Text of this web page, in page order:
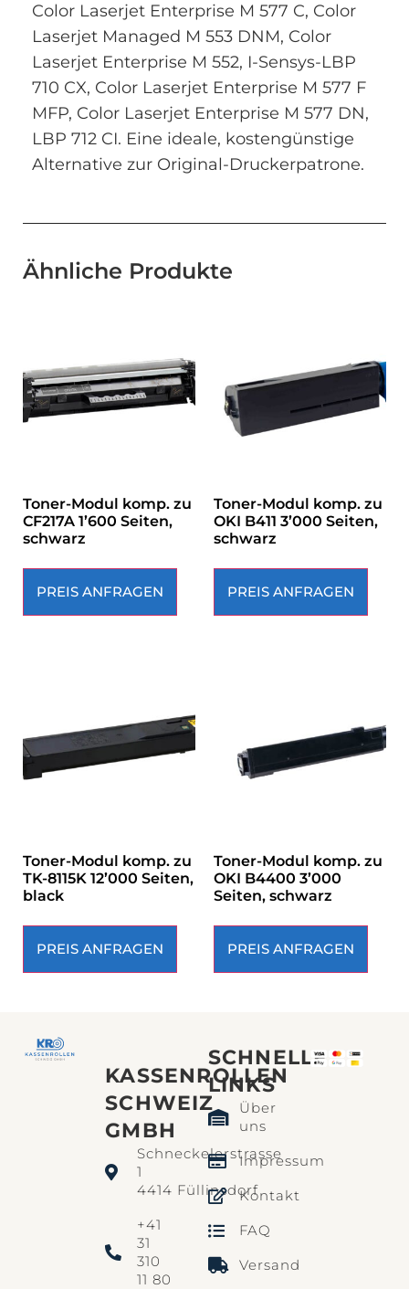
Color Laserjet Enterprise M 577 C, Color
Laserjet Managed M 553 DNM, Color
Laserjet Enterprise M 552, I-Sensys-LBP
710 CX, Color Laserjet Enterprise M 577 F
MFP, Color Laserjet Enterprise M 577 DN,
LBP 712 CI. Eine ideale, kostengünstige
Alternative zur Original-Druckerpatrone.
Ähnliche Produkte
Toner-Modul komp. zu
CF217A 1’600 Seiten,
schwarz
PREIS ANFRAGEN
Toner-Modul komp. zu
OKI B411 3’000 Seiten,
schwarz
PREIS ANFRAGEN
Toner-Modul komp. zu
TK-8115K 12’000 Seiten,
black
PREIS ANFRAGEN
Toner-Modul komp. zu
OKI B4400 3’000
Seiten, schwarz
PREIS ANFRAGEN
KASSENROLLEN
SCHWEIZ
GMBH
Schneckelerstrasse
1
4414 Füllinsdorf
+41
31
310
11 80
SCHNELLE
LINKS​
Über
uns
Impressum
Kontakt
FAQ
Versand